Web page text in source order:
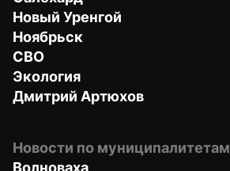
Новый Уренгой
Ноябрьск
СВО
Экология
Дмитрий Артюхов
Новости по муниципалитетам
Волноваха